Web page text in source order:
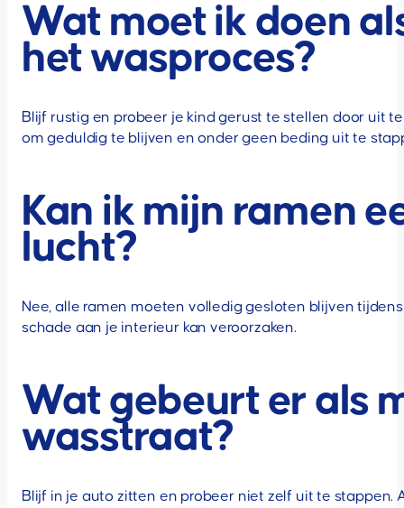
Wat moet ik doen
het wasproces?
Blijf rustig en probeer je kind gerust te stellen door uit
om geduldig te blijven en onder geen beding uit te
Kan ik mijn ramen
lucht?
Nee, alle ramen moeten volledig gesloten blijven
schade aan je interieur kan veroorzaken.
Wat gebeurt er als
wasstraat?
Blijf in je auto zitten en probeer niet zelf uit te